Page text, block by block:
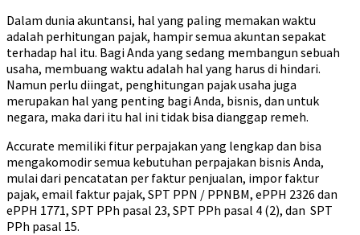
Dalam dunia akuntansi, hal yang paling memakan waktu
adalah perhitungan pajak, hampir semua akuntan sepakat
terhadap hal itu. Bagi Anda yang sedang membangun sebuah
usaha, membuang waktu adalah hal yang harus di hindari.
Namun perlu diingat, penghitungan pajak usaha juga
merupakan hal yang penting bagi Anda, bisnis, dan untuk
negara, maka dari itu hal ini tidak bisa dianggap remeh.
Accurate memiliki fitur perpajakan yang lengkap dan bisa
mengakomodir semua kebutuhan perpajakan bisnis Anda,
mulai dari pencatatan per faktur penjualan, impor faktur
pajak, email faktur pajak, SPT PPN / PPNBM, ePPH 2326 dan
ePPH 1771, SPT PPh pasal 23, SPT PPh pasal 4 (2), dan SPT
PPh pasal 15.